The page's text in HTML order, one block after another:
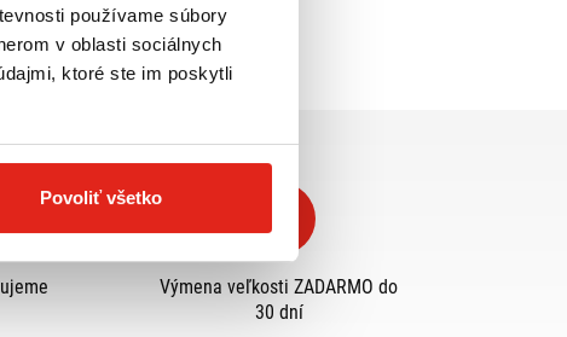
používame súbory
v oblasti sociálnych
ktoré ste im poskytli
Povoliť všetko
Výmena veľkosti ZADARMO do
30 dní